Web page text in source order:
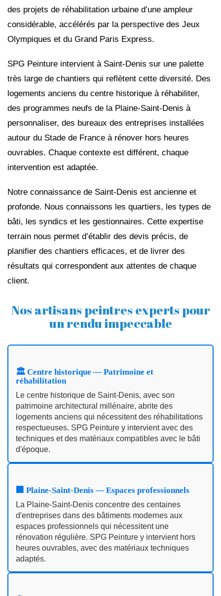
des projets de réhabilitation urbaine d’une ampleur
considérable, accélérés par la perspective des Jeux
Olympiques et du Grand Paris Express.
SPG Peinture intervient à Saint-Denis sur une palette
très large de chantiers qui reflètent cette diversité. Des
logements anciens du centre historique à réhabiliter,
des programmes neufs de la Plaine-Saint-Denis à
personnaliser, des bureaux des entreprises installées
autour du Stade de France à rénover hors heures
ouvrables. Chaque contexte est différent, chaque
intervention est adaptée.
Notre connaissance de Saint-Denis est ancienne et
profonde. Nous connaissons les quartiers, les types de
bâti, les syndics et les gestionnaires. Cette expertise
terrain nous permet d’établir des devis précis, de
planifier des chantiers efficaces, et de livrer des
résultats qui correspondent aux attentes de chaque
client.
Nos artisans peintres experts pour
un rendu impeccable
🏛️ Centre historique — Patrimoine et
réhabilitation
Le centre historique de Saint-Denis, avec son
patrimoine architectural millénaire, abrite des
logements anciens qui nécessitent des réhabilitations
respectueuses. SPG Peinture y intervient avec des
techniques et des matériaux compatibles avec le bâti
d'époque.
🏢 Plaine-Saint-Denis — Espaces professionnels
La Plaine-Saint-Denis concentre des centaines
d'entreprises dans des bâtiments modernes aux
espaces professionnels qui nécessitent une
rénovation régulière. SPG Peinture y intervient hors
heures ouvrables, avec des matériaux techniques
adaptés.